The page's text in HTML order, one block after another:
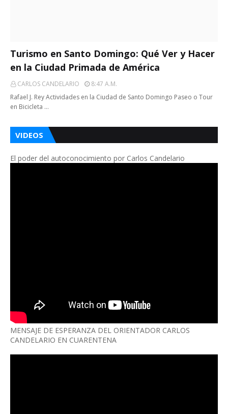
Turismo en Santo Domingo: Qué Ver y Hacer
en la Ciudad Primada de América
CARLOS CANDELARIO
8:47 A.m.
Rafael J. Rey Actividades en la Ciudad de Santo Domingo Paseo o Tour
en Bicicleta …
VIDEOS
El poder del autoconocimiento por Carlos Candelario
MENSAJE DE ESPERANZA DEL ORIENTADOR CARLOS
CANDELARIO EN CUARENTENA